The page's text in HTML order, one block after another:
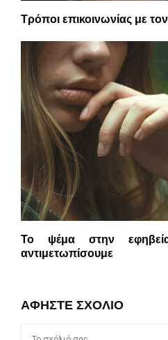
Τρόποι επικοινωνίας με
Το ψέμα στην
αντιμετωπίσουμε
ΑΦΉΣΤΕ ΣΧΌΛΙΟ